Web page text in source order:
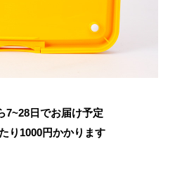
7~28日でお届け予定
り 1000円かかります